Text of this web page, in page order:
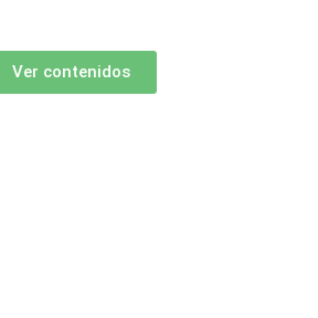
Ver contenidos